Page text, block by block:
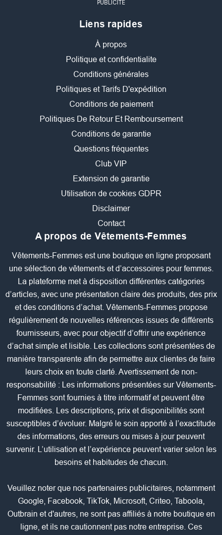
PUBLICITÉ
Liens rapides
À propos
Politique et confidentialite
Conditions générales
Politiques et Tarifs D'expédition
Conditions de paiement
Politiques De Retour Et Remboursement
Conditions de garantie
Questions fréquentes
Club VIP
Extension de garantie
Utilisation de cookies GDPR
Disclaimer
Contact
A propos de Vêtements-Femmes
Vêtements-Femmes est une boutique en ligne proposant
une sélection de vêtements et d’accessoires pour femmes.
La plateforme met à disposition différentes catégories
d’articles, avec une présentation claire des produits, des prix
et des conditions d’achat. Vêtements-Femmes propose
régulièrement de nouvelles références issues de différents
fournisseurs, avec pour objectif d’offrir une expérience
d’achat simple et lisible. Les collections sont présentées de
manière transparente afin de permettre aux clientes de faire
leurs choix en toute clarté. Avertissement de non-
responsabilité : Les informations présentées sur Vêtements-
Femmes sont fournies à titre informatif et peuvent être
modifiées. Les descriptions, prix et disponibilités sont
susceptibles d’évoluer. Malgré le soin apporté à l’exactitude
des informations, des erreurs ou mises à jour peuvent
survenir. L’utilisation et l’expérience peuvent varier selon les
besoins et habitudes de chacun.
Veuillez noter que nos partenaires publicitaires, notamment
Google, Facebook, TikTok, Microsoft, Criteo, Taboola,
Outbrain et d'autres, ne sont pas affiliés à notre boutique en
ligne, et ils ne cautionnent pas notre entreprise. Ces